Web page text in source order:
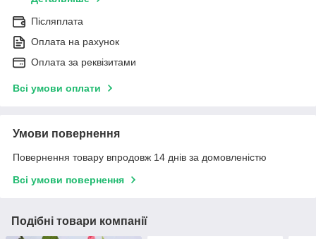
Післяплата
Оплата на рахунок
Оплата за реквізитами
Всі умови оплати
Умови повернення
Повернення товару впродовж 14 днів за домовленістю
Всі умови повернення
Подібні товари компанії